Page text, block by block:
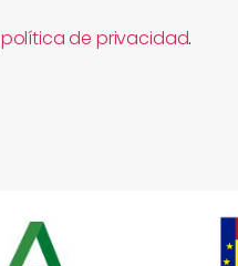
política de privacidad.